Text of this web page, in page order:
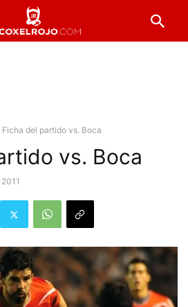
Ficha del partido vs. Boca
vs. Boca